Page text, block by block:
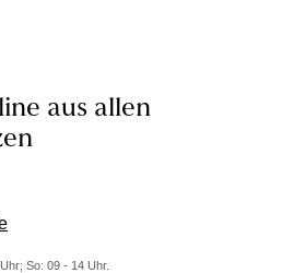
aus allen
So: 09 - 14 Uhr.